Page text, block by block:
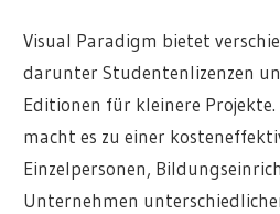
Visual Paradigm bietet
darunter Studentenlizenzen
Editionen für kleinere
macht es zu einer
Einzelpersonen,
Unternehmen